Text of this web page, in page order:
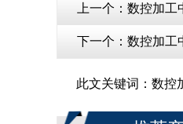
上一个： 数控加工
下一个： 数控加工
此文关键词： 数控